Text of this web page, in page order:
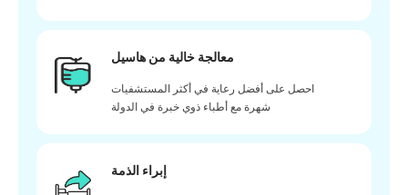
معالجة خالية من هاسيل
احصل على أفضل رعاية في أكثر المستشفيات
شهرة مع أطباء ذوي خبرة في الدولة
إبراء الذمة